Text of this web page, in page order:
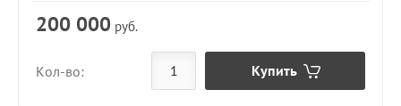
Кол-во:
200 000 руб.
Купить